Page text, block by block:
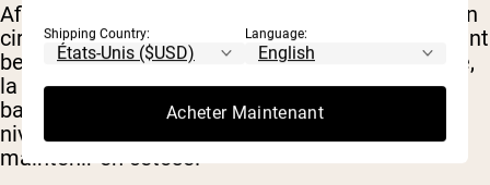
Afin d'obtenir une mesure précise des cétones en
circulation, le test de votre sang est généralement
beaucoup plus fiable. Après être entré en cétose,
la plupart des gens testeront leur sang sur une
base hebdomadaire pour s'assurer que leurs
niveaux sont toujours appropriés pour les
maintenir en cétose.
Shipping Country: Language:
Acheter Maintenant